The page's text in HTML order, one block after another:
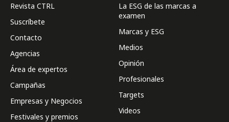
Revista CTRL
Suscríbete
Contacto
Agencias
Área de expertos
Campañas
Empresas y Negocios
Festivales y premios
La ESG de las marcas a
examen
Marcas y ESG
Medios
Opinión
Profesionales
Targets
Videos